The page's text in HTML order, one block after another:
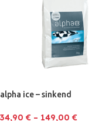
alpha ice – sinkend
34,90 € – 149,00 €